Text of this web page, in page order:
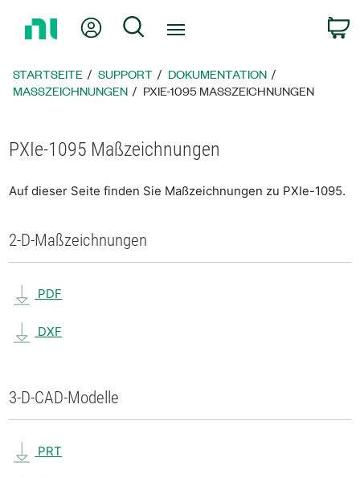
zur
Mein KontoSuche
STARTSEITE SUPPORT
DOKUMENTATION
MASSZEICHNUNGEN
PXIE-1095 MASSZEICHNUNGEN
PXIe-1095 Maßzeichnungen
Auf dieser Seite finden Sie Maßzeichnungen zu PXIe-1095.
2-D-Maßzeichnungen
PDF
DXF
3-D-CAD-Modelle
PRT